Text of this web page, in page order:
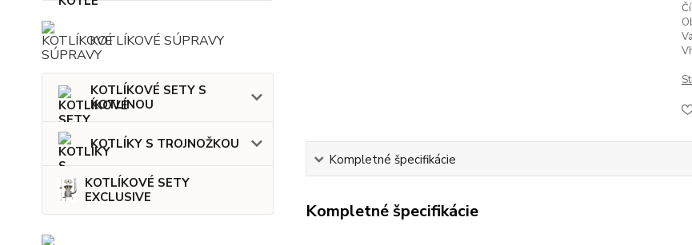
KOTLÍKOVÉ SÚPRAVY
KOTLÍKOVÉ SETY S
KOTLINOU
KOTLÍKY S TROJNOŽKOU
KOTLÍKOVÉ SETY
EXCLUSIVE
Kompletné špecifikácie
Kompletné špecifikácie